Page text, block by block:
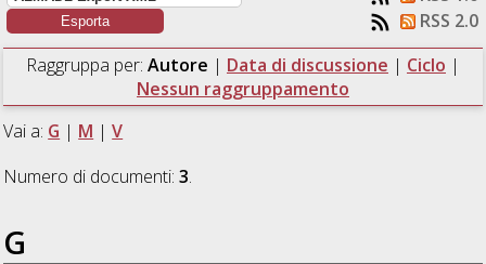
RSS 2.0
Raggruppa per: Autore | Data di discussione | Ciclo |
Nessun raggruppamento
Vai a: G | M |V
Numero di documenti:3.
G